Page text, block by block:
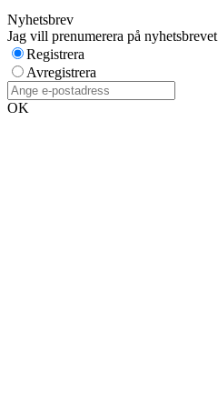
Nyhetsbrev
Jag vill prenumerera på nyhetsbrevet
Registrera
Avregistrera
OK